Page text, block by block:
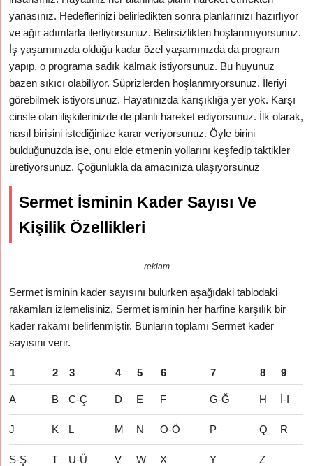
yanasınız. Hedeflerinizi belirledikten sonra planlarınızı hazırlıyor
ve ağır adımlarla ilerliyorsunuz. Belirsizlikten hoşlanmıyorsunuz.
İş yaşamınızda olduğu kadar özel yaşamınızda da program
yapıp, o programa sadık kalmak istiyorsunuz. Bu huyunuz
bazen sıkıcı olabiliyor. Süprizlerden hoşlanmıyorsunuz. İleriyi
görebilmek istiyorsunuz. Hayatınızda karışıklığa yer yok. Karşı
cinsle olan ilişkilerinizde de planlı hareket ediyorsunuz. İlk olarak,
nasıl birisini istediğinize karar veriyorsunuz. Öyle birini
bulduğunuzda ise, onu elde etmenin yollarını keşfedip taktikler
üretiyorsunuz. Çoğunlukla da amacınıza ulaşıyorsunuz
Sermet İsminin Kader Sayısı Ve
Kişilik Özellikleri
reklam
Sermet isminin kader sayısını bulurken aşağıdaki tablodaki
rakamları izlemelisiniz. Sermet isminin her harfine karşılık bir
kader rakamı belirlenmiştir. Bunların toplamı Sermet kader
sayısını verir.
1 2 3 4 5 6 7 8 9
A B C-Ç D E F G-Ğ H İ-I
J K L M N O-Ö P Q R
S-Ş T U-Ü V W X Y Z